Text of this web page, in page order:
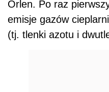
Orlen. Po raz
emisje gazów
(tj. tlenki azotu i